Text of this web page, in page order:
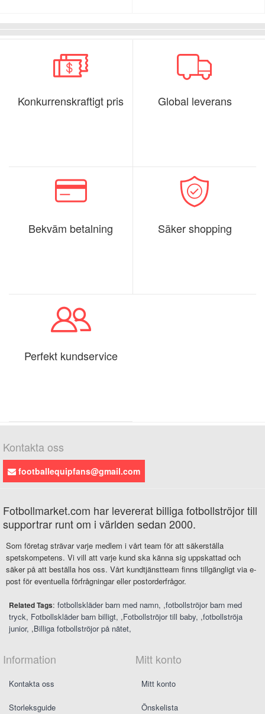
Konkurrenskraftigt pris Global leverans
Bekväm betalning Säker shopping
Perfekt kundservice
Kontakta oss
footballequipfans@gmail.com
Fotbollmarket.com har levererat billiga fotbollströjor till
supportrar runt om i världen sedan 2000.
Som företag strävar varje medlem i vårt team för att säkerställa
spetskompetens. Vi vill att varje kund ska känna sig uppskattad och
säker på att beställa hos oss. Vårt kundtjänstteam finns tillgängligt via e-
post för eventuella förfrågningar eller postorderfrågor.
Related Tags: fotbollskläder barn med namn ,fotbollströjor barn med
tryck Fotbollskläder barn billigt ,Fotbollströjor till baby ,fotbollströja
junior ,Billiga fotbollströjor på nätet
Information
Kontakta oss
Storleksguide
Mitt konto
Mitt konto
Önskelista